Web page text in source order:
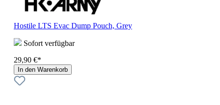
Hostile LTS Evac Dump Pouch, Grey
Sofort verfügbar
29,90 €*
In den Warenkorb